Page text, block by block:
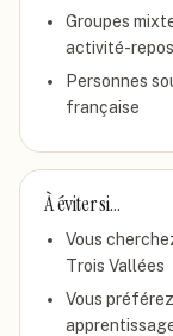
Groupes
activité-repos
Personnes
française
À éviter si…
Vous
Trois Vallées
Vous